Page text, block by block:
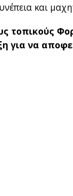
και
τοπικούς
για να